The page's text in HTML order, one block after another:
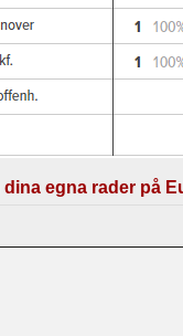
dina egna rader på